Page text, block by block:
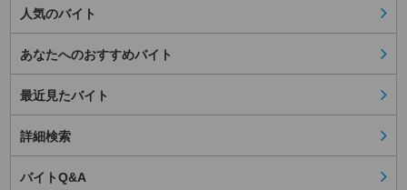
人気のバイト
あなたへのおすすめバイト
最近見たバイト
詳細検索
バイトQ&A